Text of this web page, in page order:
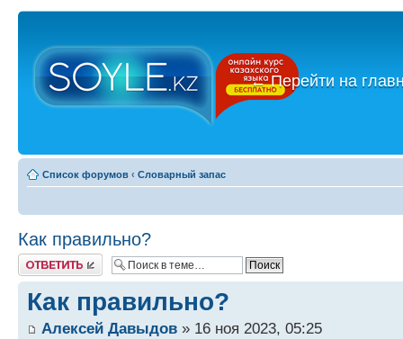
←Перейти на
Список форумов ‹ Словарный запас
Как правильно?
Ответить
Как правильно?
Алексей Давыдов » 16 ноя 2023, 05:25